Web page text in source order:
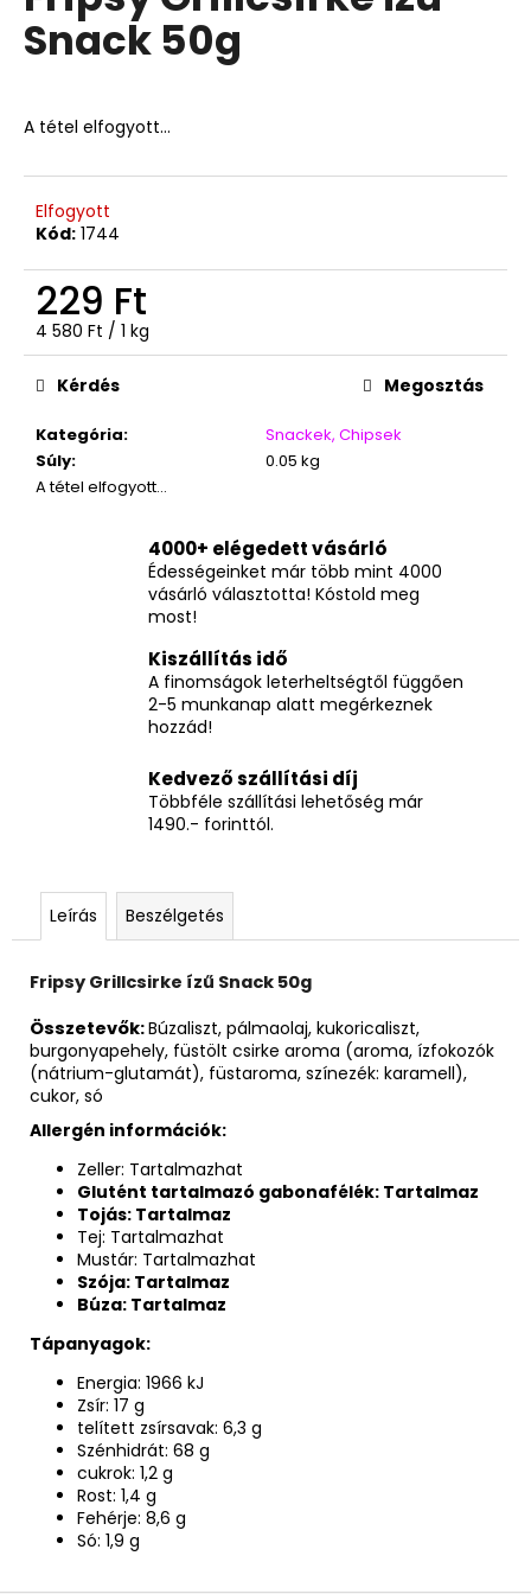
5-
ből
Snack 50g
A tétel elfogyott…
Elfogyott
Kód: 1744
229 Ft
Egységár:
4 580 Ft / 1 kg
Kategória:
Snackek, Chipsek
Súly:
0.05 kg
A tétel elfogyott…
Kérdés Megosztás
4000+ elégedett vásárló
Édességeinket már több mint 4000
vásárló választotta! Kóstold meg
most!
Kiszállítás idő
A finomságok leterheltségtől függően
2-5 munkanap alatt megérkeznek
hozzád!
Kedvező szállítási díj
Többféle szállítási lehetőség már
1490.- forinttól.
Leírás Beszélgetés
Fripsy Grillcsirke ízű Snack 50g
Összetevők:Búzaliszt, pálmaolaj, kukoricaliszt,
burgonyapehely, füstölt csirke aroma (aroma, ízfokozók
(nátrium-glutamát), füstaroma, színezék: karamell),
cukor, só
Allergén információk:
Zeller: Tartalmazhat
Glutént tartalmazó gabonafélék: Tartalmaz
Tojás: Tartalmaz
Tej: Tartalmazhat
Mustár: Tartalmazhat
Szója: Tartalmaz
Búza: Tartalmaz
Tápanyagok:
Energia: 1966 kJ
Zsír: 17 g
telített zsírsavak: 6,3 g
Szénhidrát: 68 g
cukrok: 1,2 g
Rost: 1,4 g
Fehérje: 8,6 g
Só: 1,9 g
á
l
u
TOP
WAFERS
TEJKRÉMES
NÁPOLYI
490
Ft